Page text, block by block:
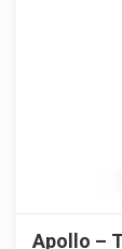
Apollo –